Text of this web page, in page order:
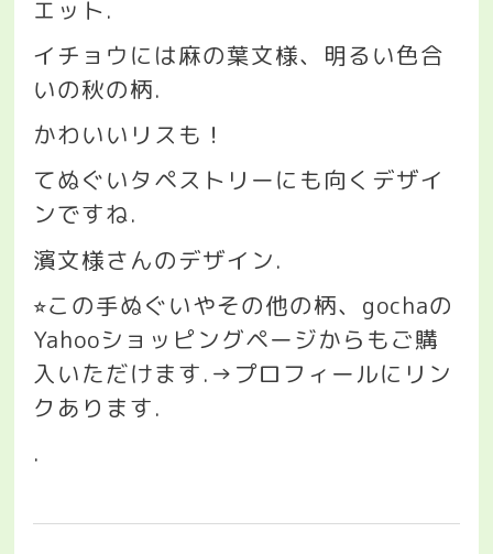
エット.
イチョウには麻の葉文様、明るい色合
いの秋の柄.
かわいいリスも！
てぬぐいタペストリーにも向くデザイ
ンですね.
濱文様さんのデザイン.
⭐︎この手ぬぐいやその他の柄、 gochaの
Yahooショッピングページからもご購
入いただけます.→ プロフィールにリン
クあります.
.